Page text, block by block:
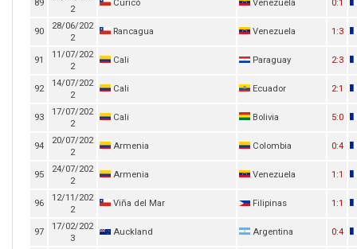
89
2
Curicó Venezuela 0:1
90
28/06/202
2
Rancagua Venezuela 1:3
91
11/07/202
2
Cali Paraguay 2:3
92
14/07/202
2
Cali Ecuador 2:1
93
17/07/202
2
Cali Bolivia 5:0
94
20/07/202
2
Armenia Colombia 0:4
95
24/07/202
2
Armenia Venezuela 1:1
96
12/11/202
2
Viña del Mar Filipinas 1:1
97
17/02/202
3
Auckland Argentina 0:4